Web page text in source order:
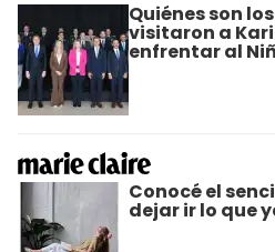
Quiénes son
visitaron a
enfrentar al
Conocé el
dejar ir lo que